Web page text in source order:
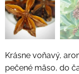
Krásne voňavý,
pečené mäso, do